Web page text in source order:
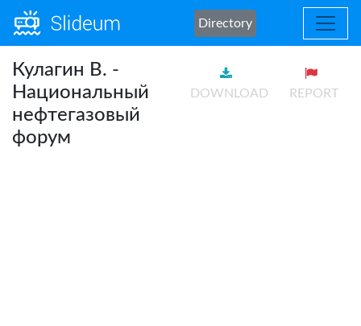
Directory
Кулагин В. -
Национальный
нефтегазовый
форум
DOWNLOAD REPORT